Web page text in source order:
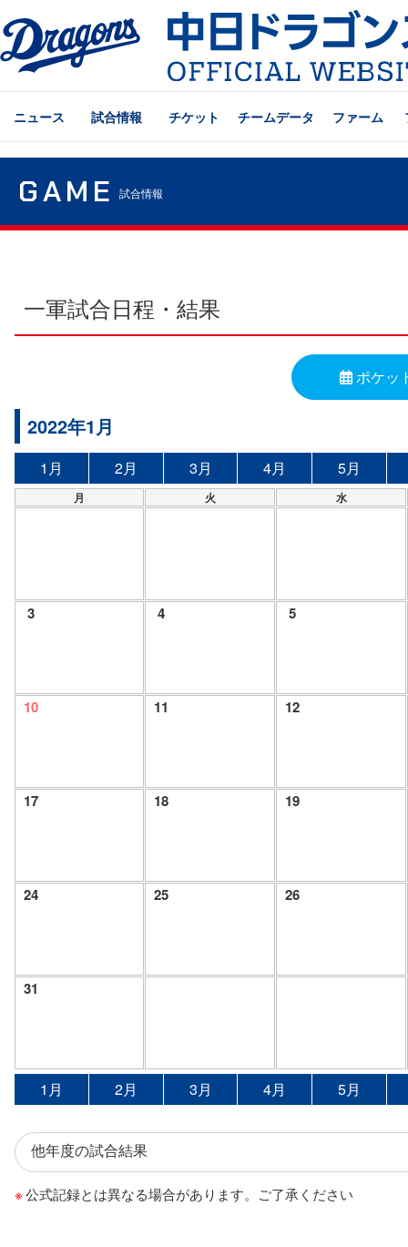
ニュース 試合情報 チケット チームデータ ファーム
GAME 試合情報
一軍試合日程・結果
ポケッ
2022年1月
1月 2月 3月 4月 5月
月 火 水
3 4 5
10 11 12
17 18 19
24 25 26
31
1月 2月 3月 4月 5月
公式記録とは異なる場合があります。ご了承ください